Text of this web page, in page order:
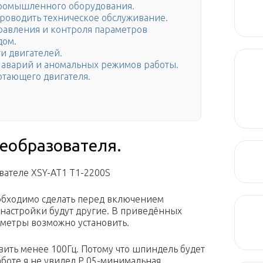
оборудования.
техническое обслуживание.
и контроля параметров
двигателей.
аварий и аномальных режимов работы.
двигателя.
XSY-AT1 T1-2200S
сделать перед включением
будут другие. В приведённых
возможно установить.
менее 100Гц. Потому что шпиндель будет
я не увидел.Р 05-минимальная